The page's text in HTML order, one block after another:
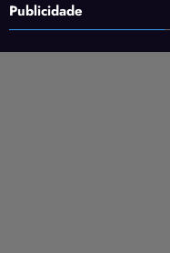
Publicidade